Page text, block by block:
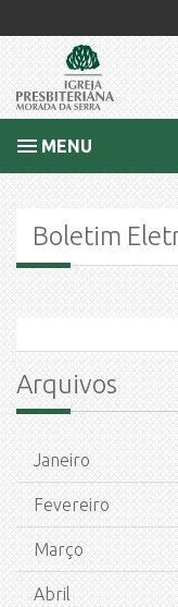
MENU
Boletim
Arquivos
Janeiro
Fevereiro
Março
Abril